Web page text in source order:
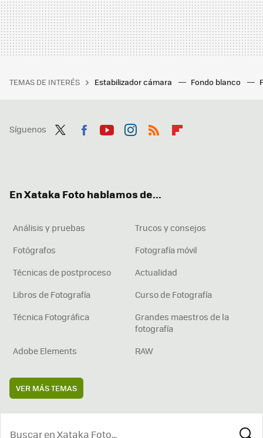
TEMAS DE INTERÉS Estabilizador cámara Fondo blanco
Síguenos
En Xataka Foto hablamos de...
Análisis y pruebas
Trucos y consejos
Fotógrafos
Fotografía móvil
Técnicas de postproceso
Actualidad
Libros de Fotografía
Curso de Fotografía
Técnica Fotográfica
Grandes maestros de la
fotografía
Adobe Elements
RAW
VER MÁS TEMAS